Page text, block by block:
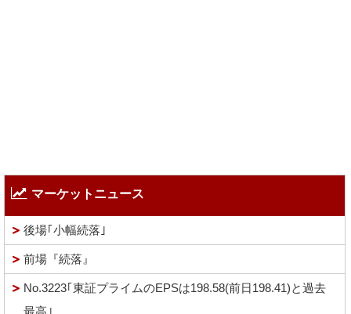
マーケットニュース
後場｢小幅続落｣
前場『続落』
No.3223｢東証プライムのEPSは198.58(前日198.41)と過去